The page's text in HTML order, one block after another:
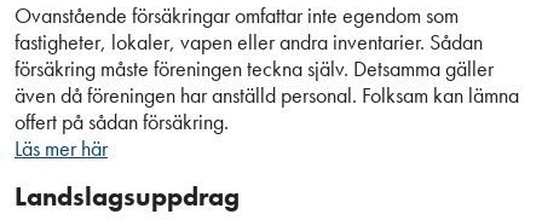
Ovanstående försäkringar omfattar inte egendom som
fastigheter, lokaler, vapen eller andra inventarier. Sådan
försäkring måste föreningen teckna själv. Detsamma gäller
även då föreningen har anställd personal. Folksam kan lämna
offert på sådan försäkring.
Läs mer här
Landslagsuppdrag